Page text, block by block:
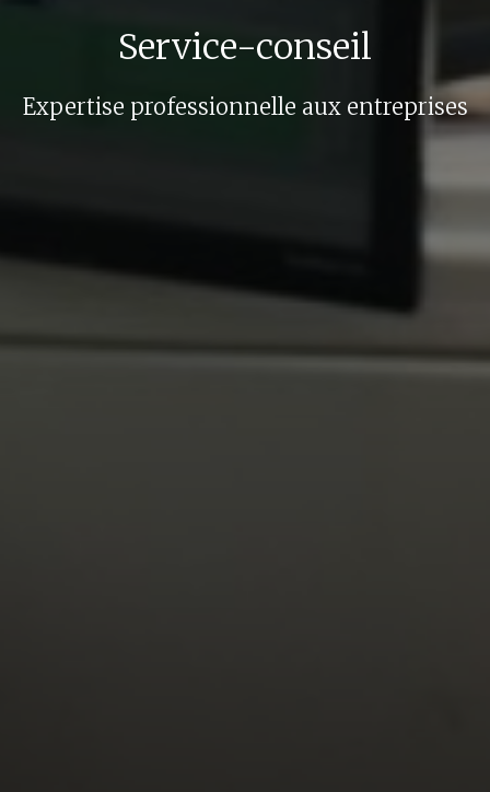
Service-conseil
Expertise professionnelle aux entreprises